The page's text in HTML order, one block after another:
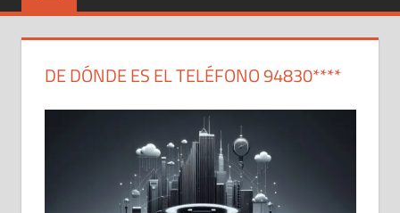
y
DE DÓNDE ES EL TELÉFONO 94830****